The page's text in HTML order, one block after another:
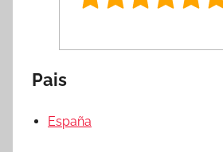
Pais
España